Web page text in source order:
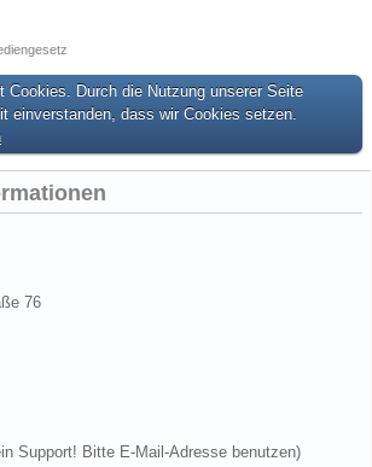
Cookies. Durch die Nutzung unserer Seite
einverstanden, dass wir Cookies setzen.
76
Bitte E-Mail-Adresse benutzen)